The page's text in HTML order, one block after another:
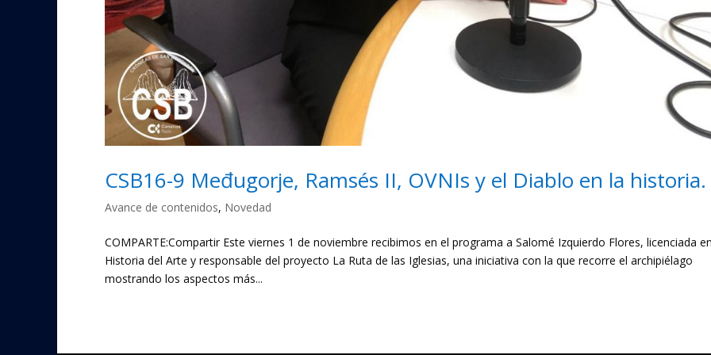
CSB16-9 Međugorje, Ramsés II, OVNIs y el Diablo en la historia.
Avance de contenidos, Novedad
COMPARTE:Compartir Este viernes 1 de noviembre recibimos en el programa a Salomé Izquierdo Flores, licenciada
Historia del Arte y responsable del proyecto La Ruta de las Iglesias, una iniciativa con la que recorre el archipiélago
mostrando los aspectos más...